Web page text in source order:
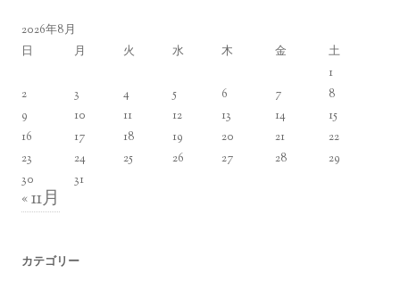
2026年8月
日
月 火 水 木 金
土
1
2
3 4 5 6 7
8
9
10 11 12 13 14
15
16
17 18 19 20 21
22
23
24 25 26 27 28
29
30
31
« 11月
カテゴリー